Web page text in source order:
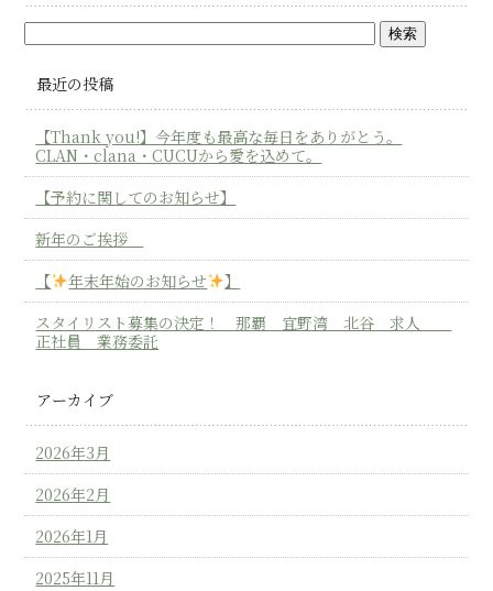
最近の投稿
【Thank you!】今年度も最高な毎日をありがとう。
CLAN・clana・CUCUから愛を込めて。
【予約に関してのお知らせ】
新年のご挨拶
【
年末年始のお知らせ
】
スタイリスト募集の決定！ 那覇 宜野湾 北谷 求人
正社員 業務委託
アーカイブ
2026年3月
2026年2月
2026年1月
2025年11月